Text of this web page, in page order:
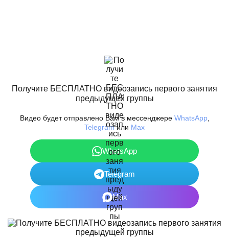
Получите БЕСПЛАТНО видеозапись первого занятия
предыдущей группы
Видео будет отправлено Вам в мессенджере WhatsApp,
Telegramили Max
WhatsApp
Telegram
Max